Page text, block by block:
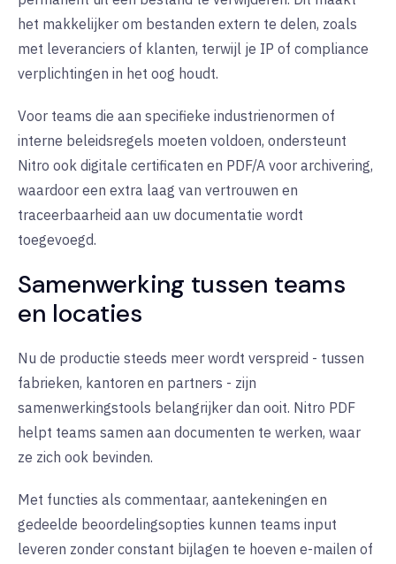
het makkelijker om bestanden extern te delen, zoals
met leveranciers of klanten, terwijl je IP of compliance
verplichtingen in het oog houdt.
Voor teams die aan specifieke industrienormen of
interne beleidsregels moeten voldoen, ondersteunt
Nitro ook digitale certificaten en PDF/A voor archivering,
waardoor een extra laag van vertrouwen en
traceerbaarheid aan uw documentatie wordt
toegevoegd.
Samenwerking tussen teams
en locaties
Nu de productie steeds meer wordt verspreid - tussen
fabrieken, kantoren en partners - zijn
samenwerkingstools belangrijker dan ooit. Nitro PDF
helpt teams samen aan documenten te werken, waar
ze zich ook bevinden.
Met functies als commentaar, aantekeningen en
gedeelde beoordelingsopties kunnen teams input
leveren zonder constant bijlagen te hoeven e-mailen of